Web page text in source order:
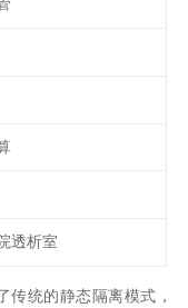
透析室
传统的静态隔离模式，